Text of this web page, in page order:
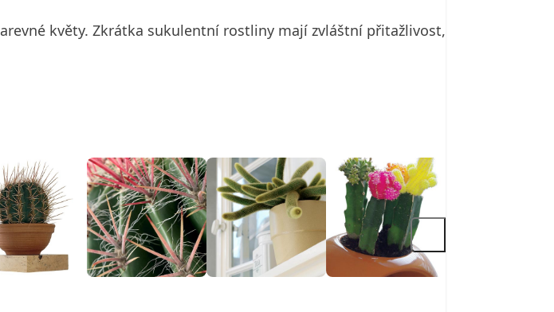
květy. Zkrátka sukulentní rostliny mají zvláštní přitažlivost,